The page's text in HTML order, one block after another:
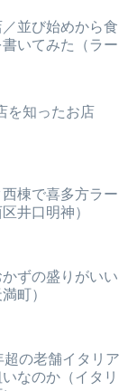
並び始めから食
いてみた（ラー
を知ったお店
棟で喜多方ラー
井口明神）
ずの盛りがいい
町）
の老舗イタリア
なのか（イタリ